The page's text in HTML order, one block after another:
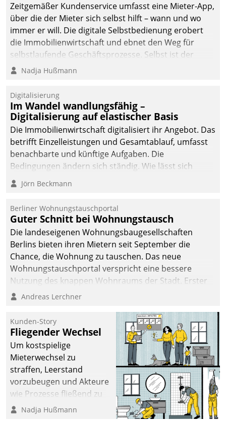
Zeitgemäßer Kundenservice umfasst eine Mieter-App,
über die der Mieter sich selbst hilft – wann und wo
immer er will. Die digitale Selbstbedienung erobert
die Immobilienwirtschaft und ebnet den Weg für
selbstlaufende Geschäftsprozesse. Selbst ist der
Kunde und smart der Serviceanbieter.
Nadja Hußmann
Digitalisierung
Im Wandel wandlungsfähig –
Digitalisierung auf elastischer Basis
Die Immobilienwirtschaft digitalisiert ihr Angebot. Das
betrifft Einzelleistungen und Gesamtablauf, umfasst
benachbarte und künftige Aufgaben. Die
Bedingungen ändern sich ständig. Wie lässt sich
technisch die Kontrolle wahren und zugleich Freiraum
fürs Wachsen öffnen?
Jörn Beckmann
Berliner Wohnungstauschportal
Guter Schnitt bei Wohnungstausch
Die landeseigenen Wohnungsbaugesellschaften
Berlins bieten ihren Mietern seit September die
Chance, die Wohnung zu tauschen. Das neue
Wohnungstauschportal verspricht eine bessere
Nutzung des knappen Wohnraums der Stadt. Erster
Anwendungsfall für Datatrains Lösung API-Hub mit
Unternehmen.
Andreas Lerchner
Kunden-Story
Fliegender Wechsel
Um kostspielige
Mieterwechsel zu
straffen, Leerstand
vorzubeugen und Akteure
wie Prozesse fließend zu
vernetzen, nutzt die
Nadja Hußmann